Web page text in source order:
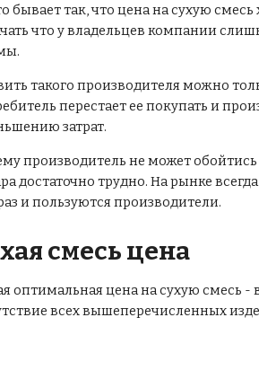
бывает так, что цена на сухую
что у владельцев компании
такого производителя можно
перестает ее покупать и
затрат.
производитель не может
достаточно трудно. На рынке
и пользуются производители.
смесь цена
оптимальная цена на сухую смесь
всех вышеперечисленных